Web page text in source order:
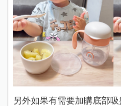
另外如果有需要加購底部吸